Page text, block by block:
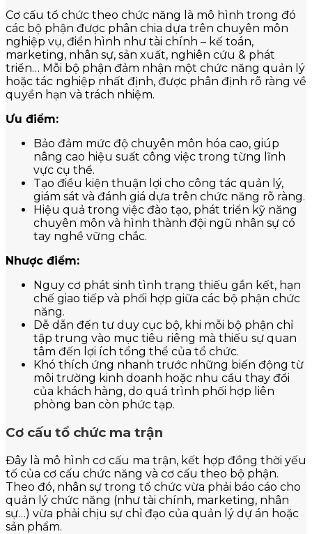
Cơ cấu tổ chức theo chức năng là mô hình trong đó
các bộ phận được phân chia dựa trên chuyên môn
nghiệp vụ, điển hình như tài chính – kế toán,
marketing, nhân sự, sản xuất, nghiên cứu & phát
triển… Mỗi bộ phận đảm nhận một chức năng quản lý
hoặc tác nghiệp nhất định, được phân định rõ ràng về
quyền hạn và trách nhiệm.
Ưu điểm:
Bảo đảm mức độ chuyên môn hóa cao, giúp
nâng cao hiệu suất công việc trong từng lĩnh
vực cụ thể.
Tạo điều kiện thuận lợi cho công tác quản lý,
giám sát và đánh giá dựa trên chức năng rõ ràng.
Hiệu quả trong việc đào tạo, phát triển kỹ năng
chuyên môn và hình thành đội ngũ nhân sự có
tay nghề vững chắc.
Nhược điểm:
Nguy cơ phát sinh tình trạng thiếu gắn kết, hạn
chế giao tiếp và phối hợp giữa các bộ phận chức
năng.
Dễ dẫn đến tư duy cục bộ, khi mỗi bộ phận chỉ
tập trung vào mục tiêu riêng mà thiếu sự quan
tâm đến lợi ích tổng thể của tổ chức.
Khó thích ứng nhanh trước những biến động từ
môi trường kinh doanh hoặc nhu cầu thay đổi
của khách hàng, do quá trình phối hợp liên
phòng ban còn phức tạp.
Cơ cấu tổ chức ma trận
Đây là mô hình cơ cấu ma trận, kết hợp đồng thời yếu
tố của cơ cấu chức năng và cơ cấu theo bộ phận.
Theo đó, nhân sự trong tổ chức vừa phải báo cáo cho
quản lý chức năng (như tài chính, marketing, nhân
sự…) vừa phải chịu sự chỉ đạo của quản lý dự án hoặc
sản phẩm.